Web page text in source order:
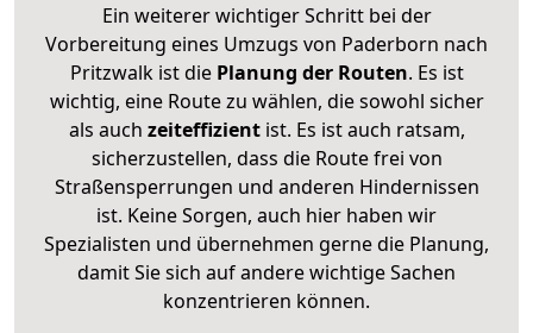
Ein weiterer wichtiger Schritt bei der
Vorbereitung eines Umzugs von Paderborn nach
Pritzwalk ist diePlanung der Routen. Es ist
wichtig, eine Route zu wählen, die sowohl sicher
als auch zeiteffizientist. Es ist auch ratsam,
sicherzustellen, dass die Route frei von
Straßensperrungen und anderen Hindernissen
ist. Keine Sorgen, auch hier haben wir
Spezialisten und übernehmen gerne die Planung,
damit Sie sich auf andere wichtige Sachen
konzentrieren können.